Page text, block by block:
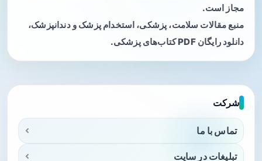
مجاز است.
منبع مقالات سلامت، پزشکی، استخدام پزشک و دندانپزشک،
دانلود رایگان PDF کتاب‌های پزشکی.
شرکت
تماس با ما
تبلیغات در سایت